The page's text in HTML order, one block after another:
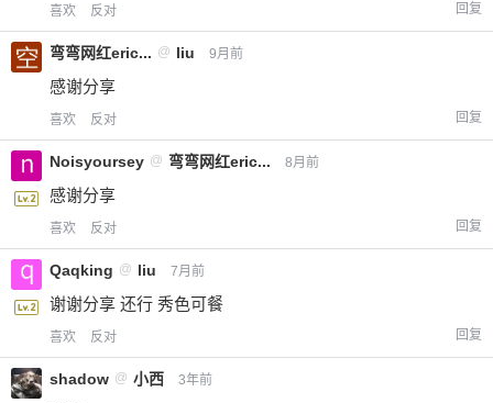
喜欢 反对 回复
弯弯网红eric... @ liu 9月前
感谢分享
喜欢 反对 回复
Noisyoursey @ 弯弯网红eric... 8月前
感谢分享
喜欢 反对 回复
Qaqking @ liu 7月前
谢谢分享 还行 秀色可餐
喜欢 反对 回复
shadow @ 小西 3年前